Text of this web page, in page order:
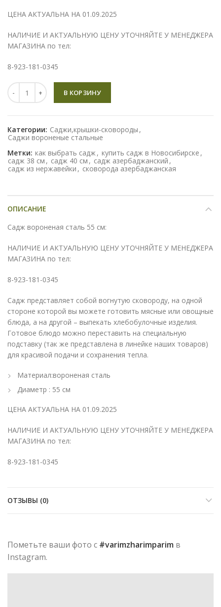
ЦЕНА АКТУАЛЬНА НА 01.09.2025
НАЛИЧИЕ И АКТУАЛЬНУЮ ЦЕНУ УТОЧНЯЙТЕ У МЕНЕДЖЕРА
МАГАЗИНА по тел:
8-923-181-0345
Количество
В КОРЗИНУ
Категории: Саджи,крышки-сковороды ,
Саджи вороненые стальные
Метки: как выбрать садж, купить садж в Новосибирске ,
садж 38 см , садж 40 см , садж азербаджанский ,
садж из нержавейки , сковорода азербаджанская
ОПИСАНИЕ
Садж вороненая сталь 55 см:
НАЛИЧИЕ И АКТУАЛЬНУЮ ЦЕНУ УТОЧНЯЙТЕ У МЕНЕДЖЕРА
МАГАЗИНА по тел:
8-923-181-0345
Садж представляет собой вогнутую сковороду, на одной
стороне которой вы можете готовить мясные или овощные
блюда, а на другой – выпекать хлебобулочные изделия.
Готовое блюдо можно переставить на специальную
подставку (так же представлена в линейке наших товаров)
для красивой подачи и сохранения тепла.
Материал:вороненая сталь
Диаметр : 55 см
ЦЕНА АКТУАЛЬНА НА 01.09.2025
НАЛИЧИЕ И АКТУАЛЬНУЮ ЦЕНУ УТОЧНЯЙТЕ У МЕНЕДЖЕРА
МАГАЗИНА по тел:
8-923-181-0345
ОТЗЫВЫ (0)
Пометьте ваши фото с #varimzharimparim в
Instagram.